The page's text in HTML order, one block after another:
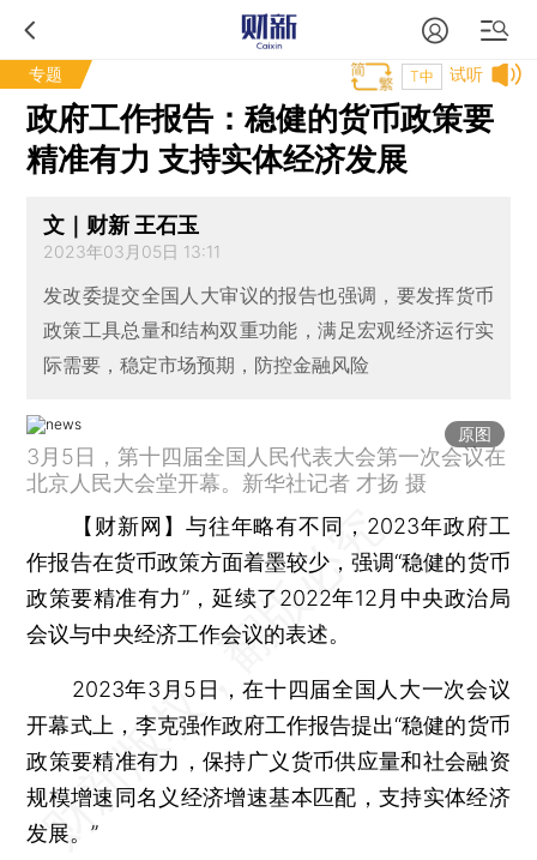
专题 试听
T中
政府工作报告：稳健的货币政策要
精准有力 支持实体经济发展
文｜财新 王石玉
2023年03月05日 13:11
发改委提交全国人大审议的报告也强调，要发挥货币
政策工具总量和结构双重功能，满足宏观经济运行实
际需要，稳定市场预期，防控金融风险
原图
3月5日，第十四届全国人民代表大会第一次会议在
北京人民大会堂开幕。新华社记者 才扬 摄
【财新网】 与往年略有不同，2023年政府工
作报告在货币政策方面着墨较少，强调“稳健的货币
政策要精准有力”，延续了2022年12月中央政治局
会议与中央经济工作会议的表述。
2023年3月5日，在十四届全国人大一次会议
开幕式上，李克强作政府工作报告提出“稳健的货币
政策要精准有力，保持广义货币供应量和社会融资
规模增速同名义经济增速基本匹配，支持实体经济
发展。”